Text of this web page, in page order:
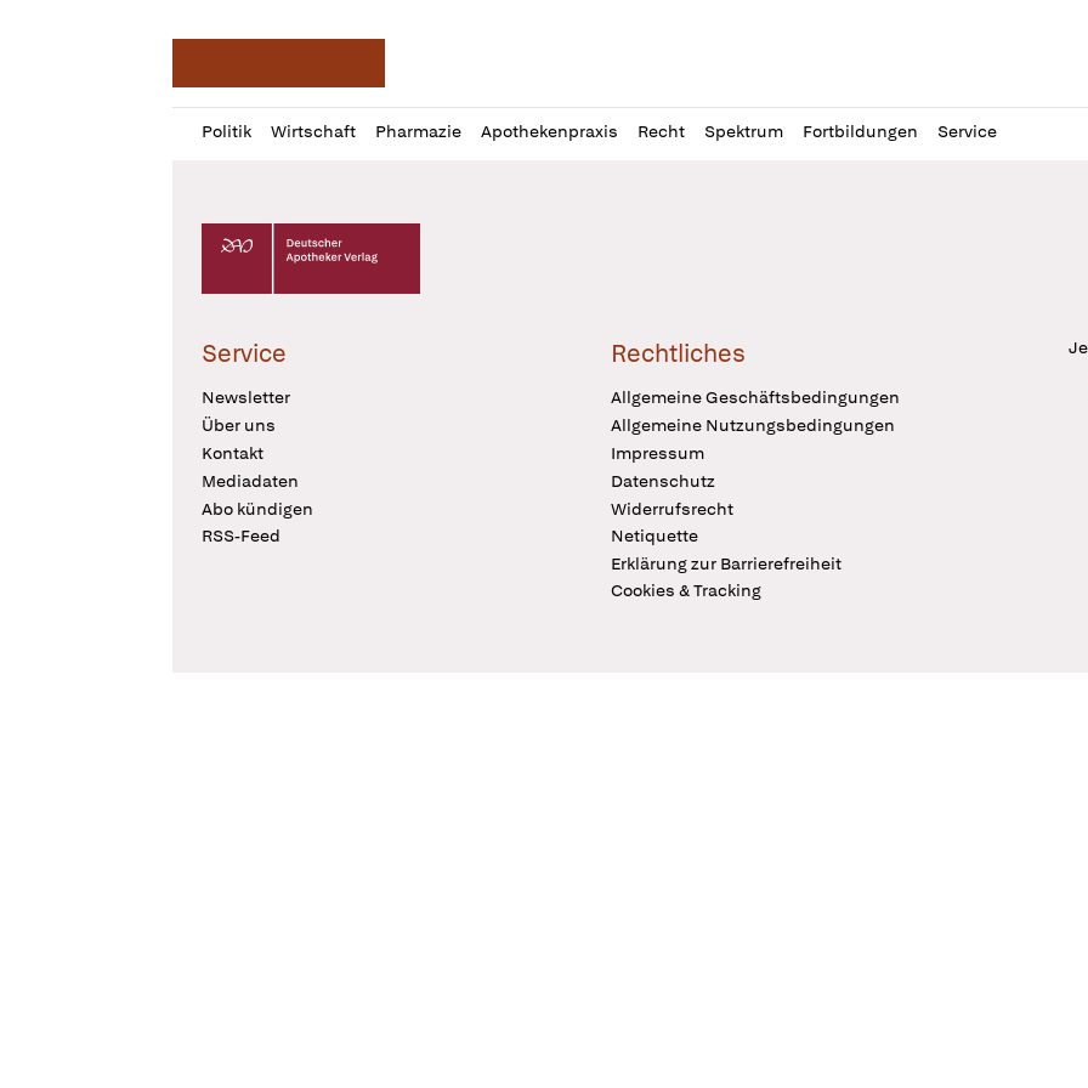
Politik Wirtschaft Pharmazie Apothekenpraxis Recht Spektrum Fortbildungen Service
Profil
öffnen
Daz
Pur
Deutscher Apotheker Verlag Logo
Service
Newsletter
Über uns
Kontakt
Mediadaten
Abo kündigen
RSS-Feed
Rechtliches
Allgemeine Geschäftsbedingungen
Allgemeine Nutzungsbedingungen
Impressum
Datenschutz
Widerrufsrecht
Netiquette
Erklärung zur Barrierefreiheit
Cookies & Tracking